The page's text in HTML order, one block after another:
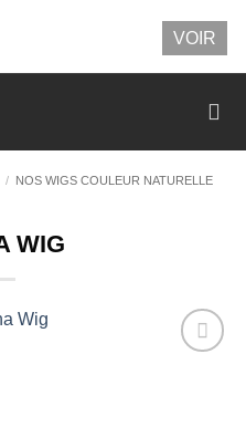
/ NOS WIGS COULEUR NATURELLE
WIG
VOIR